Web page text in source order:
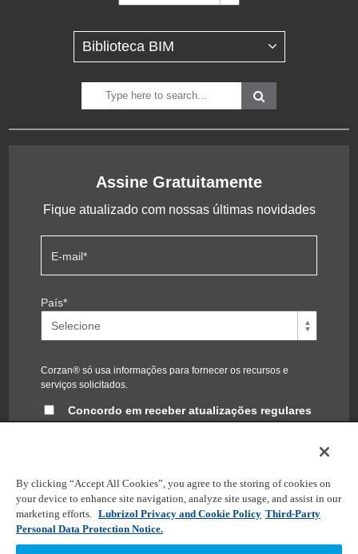
Assine Gratuitamente
Fique atualizado com nossas últimas novidades
E-mail*
País*
Corzan® só usa informações para fornecer os recursos e
serviços solicitados.
Concordo em receber atualizações regulares
By clicking “Accept All Cookies”, you agree to the storing of cookies on
your device to enhance site navigation, analyze site usage, and assist in our
marketing efforts. Lubrizol Privacy and Cookie Policy Third-Party
Personal Data Protection Notice.